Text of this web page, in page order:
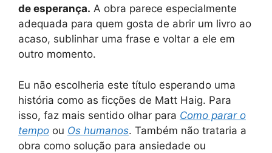
de esperança. A obra parece especialmente
adequada para quem gosta de abrir um livro ao
acaso, sublinhar uma frase e voltar a ele em
outro momento.
Eu não escolheria este título esperando uma
história como as ficções de Matt Haig. Para
isso, faz mais sentido olhar para Como parar o
tempo ou Os humanos. Também não trataria a
obra como solução para ansiedade ou